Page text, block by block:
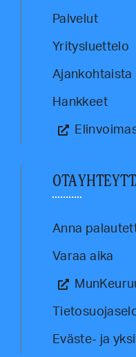
Palvelut
Yritysluettelo
Ajankohtaista
Hankkeet
OTA
Anna
Varaa aika
Eväste- ja